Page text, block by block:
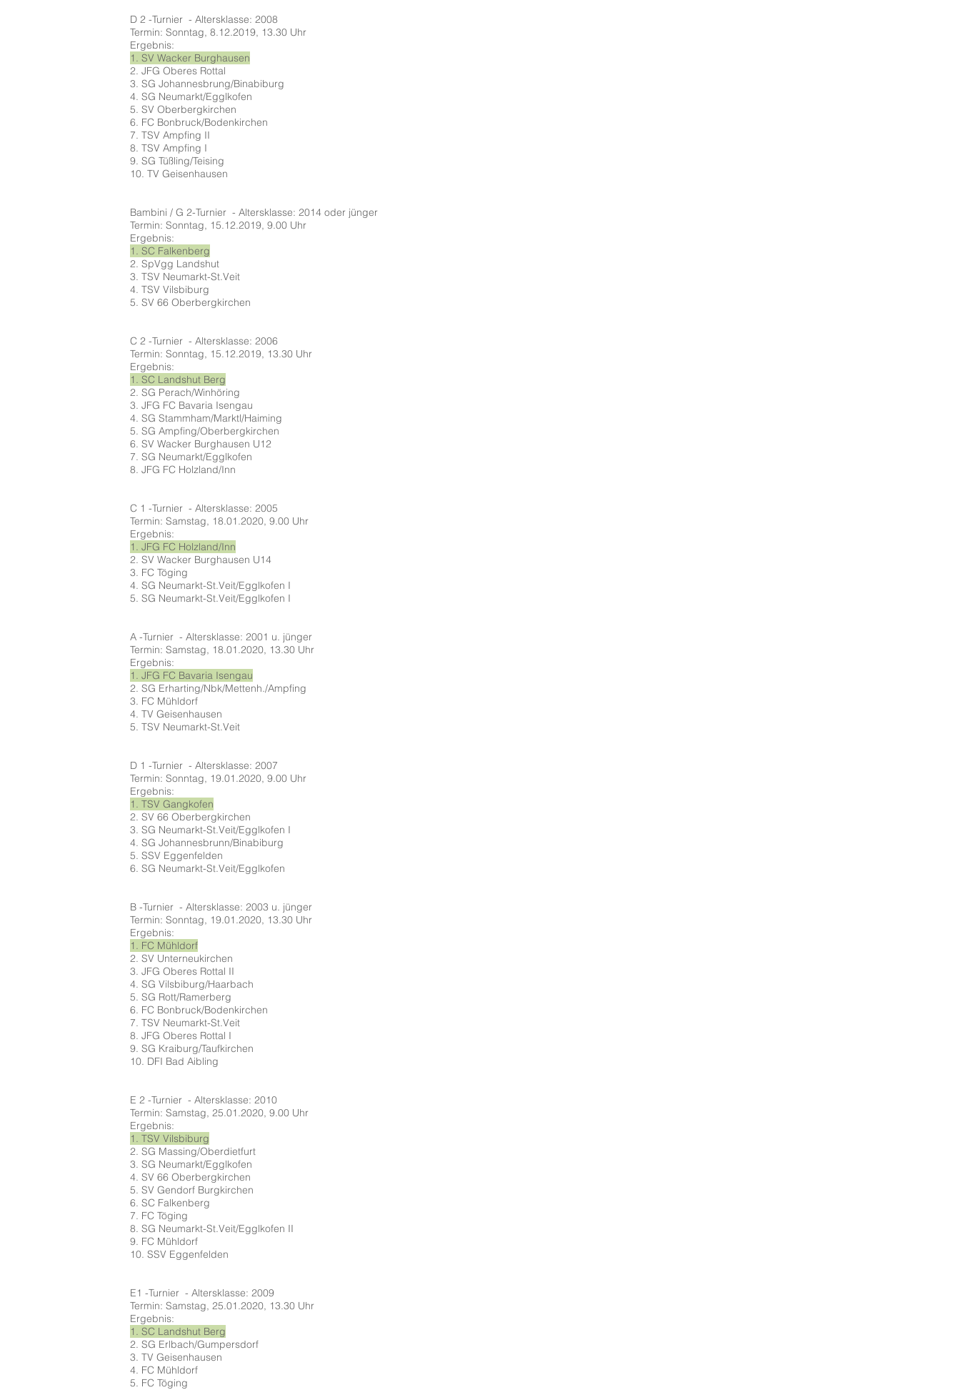
D 2 -Turnier - Altersklasse: 2008
Termin: Sonntag, 8.12.2019, 13.30 Uhr
Ergebnis:
1. SV Wacker Burghausen
2. JFG Oberes Rottal
3. SG Johannesbrung/Binabiburg
4. SG Neumarkt/Egglkofen
5. SV Oberbergkirchen
6. FC Bonbruck/Bodenkirchen
7. TSV Ampfing II
8. TSV Ampfing I
9. SG Tüßling/Teising
10. TV Geisenhausen
Bambini / G 2-Turnier - Altersklasse: 2014 oder jünger
Termin: Sonntag, 15.12.2019, 9.00 Uhr
Ergebnis:
1. SC Falkenberg
2. SpVgg Landshut
3. TSV Neumarkt-St.Veit
4. TSV Vilsbiburg
5. SV 66 Oberbergkirchen​
C 2 -Turnier - Altersklasse: 2006
Termin: Sonntag, 15.12.2019, 13.30 Uhr
Ergebnis:
1. SC Landshut Berg
2. SG Perach/Winhöring
3. JFG FC Bavaria Isengau
4. SG Stammham/Marktl/Haiming
5. SG Ampfing/Oberbergkirchen
6. SV Wacker Burghausen U12
7. SG Neumarkt/Egglkofen
8. JFG FC Holzland/Inn
C 1 -Turnier - Altersklasse: 2005
Termin: Samstag, 18.01.2020, 9.00 Uhr
Ergebnis:
1. JFG FC Holzland/Inn
2. SV Wacker Burghausen U14
3. FC Töging
4. SG Neumarkt-St.Veit/Egglkofen I
5. SG Neumarkt-St.Veit/Egglkofen I
A -Turnier - Altersklasse: 2001 u. jünger
Termin: Samstag, 18.01.2020, 13.30 Uhr
Ergebnis:
1. JFG FC Bavaria Isengau
2. SG Erharting/Nbk/Mettenh./Ampfing
3. FC Mühldorf
4. TV Geisenhausen
5. TSV Neumarkt-St.Veit
D 1 -Turnier - Altersklasse: 2007
Termin: Sonntag, 19.01.2020, 9.00 Uhr
Ergebnis:
1. TSV Gangkofen
2. SV 66 Oberbergkirchen
3. SG Neumarkt-St.Veit/Egglkofen I
4. SG Johannesbrunn/Binabiburg
5. SSV Eggenfelden
6. SG Neumarkt-St.Veit/Egglkofen
B -Turnier - Altersklasse: 2003 u. jünger
Termin: Sonntag, 19.01.2020, 13.30 Uhr
Ergebnis:
1. FC Mühldorf
2. SV Unterneukirchen
3. JFG Oberes Rottal II
4. SG Vilsbiburg/Haarbach
5. SG Rott/Ramerberg
6. FC Bonbruck/Bodenkirchen
7. TSV Neumarkt-St.Veit
8. JFG Oberes Rottal I
9. SG Kraiburg/Taufkirchen
10. DFI Bad Aibling
E 2 -Turnier - Altersklasse: 2010
Termin: Samstag, 25.01.2020, 9.00 Uhr
Ergebnis:
1. TSV Vilsbiburg
2. SG Massing/Oberdietfurt
3. SG Neumarkt/Egglkofen
4. SV 66 Oberbergkirchen
5. SV Gendorf Burgkirchen
6. SC Falkenberg
7. FC Töging
8. SG Neumarkt-St.Veit/Egglkofen II
9. FC Mühldorf
10. SSV Eggenfelden
E1 -Turnier - Altersklasse: 2009
Termin: Samstag, 25.01.2020, 13.30 Uhr
Ergebnis:
1. SC Landshut Berg
2. SG Erlbach/Gumpersdorf
3. TV Geisenhausen
4. FC Mühldorf
5. FC Töging